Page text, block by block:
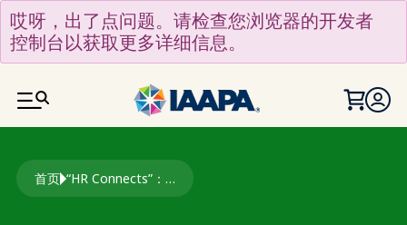
跳转到主要内容
哎呀，出了点问题。请检查您浏览器的开发者
控制台以获取更多详细信息。
面包屑
首页 “HR Connects”：培养领导者、增强归属感、留住优秀团队